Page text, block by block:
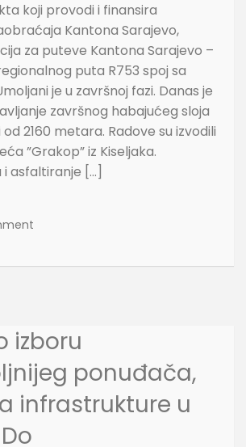
koji provodi i finansira
Kantona Sarajevo,
za puteve Kantona Sarajevo –
puta R753 spoj sa
je u završnoj fazi. Danas je
završnog habajućeg sloja
2160 metara. Radove su izvodili
”Grakop” iz Kiseljaka.
asfaltiranje […]
izboru
ponuđača,
infrastrukture u